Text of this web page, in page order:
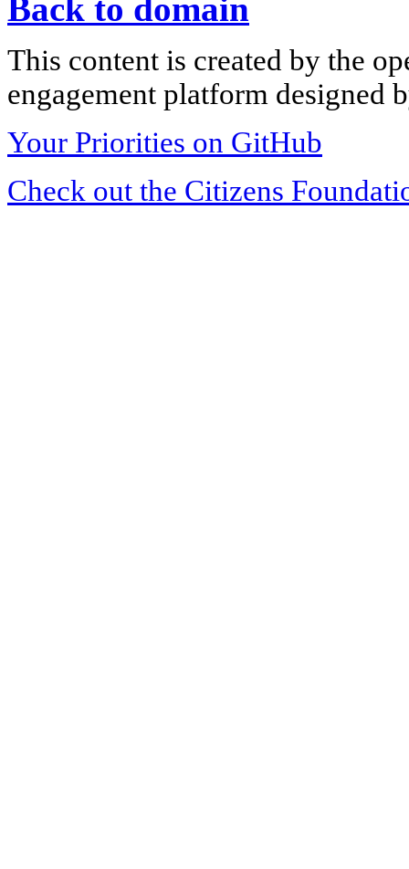
Back to domain
This content is created by the
engagement platform designed
Your Priorities on GitHub
Check out the Citizens